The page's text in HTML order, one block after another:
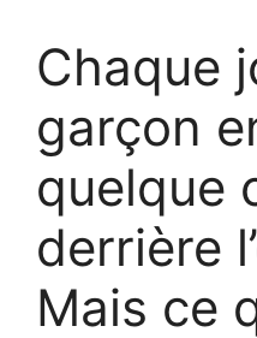
Chaque
garçon
quelque
derrière
Mais ce